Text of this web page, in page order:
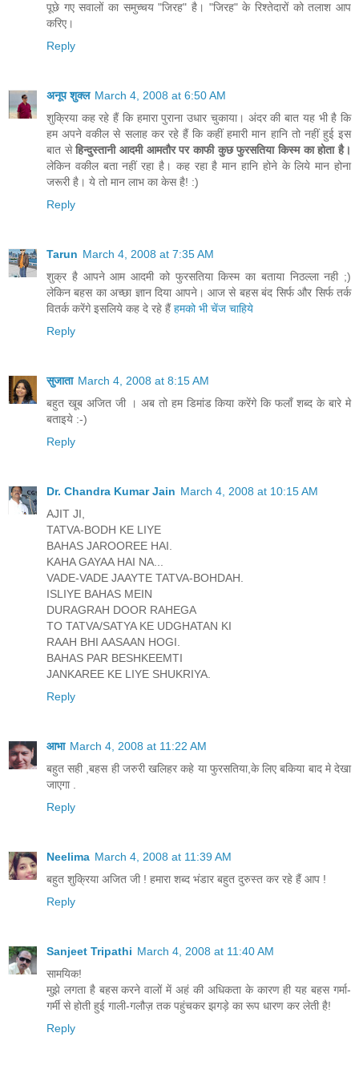
पूछे गए सवालों का समुच्चय "जिरह" है। "जिरह" के रिश्तेदारों को तलाश आप
करिए।
Reply
अनूप शुक्ल March 4, 2008 at 6:50 AM
शुक्रिया कह रहे हैं कि हमारा पुराना उधार चुकाया। अंदर की बात यह भी है कि
हम अपने वकील से सलाह कर रहे हैं कि कहीं हमारी मान हानि तो नहीं हुई इस
बात सेहिन्दुस्तानी आदमी आमतौर पर काफी कुछ फुरसतिया किस्म का होता है।
लेकिन वकील बता नहीं रहा है। कह रहा है मान हानि होने के लिये मान होना
जरूरी है। ये तो मान लाभ का केस है! :)
Reply
Tarun March 4, 2008 at 7:35 AM
शुक्र है आपने आम आदमी को फुरसतिया किस्म का बताया निठल्ला नही ;)
लेकिन बहस का अच्छा ज्ञान दिया आपने। आज से बहस बंद सिर्फ और सिर्फ तर्क
वितर्क करेंगे इसलिये कह दे रहे हैंहमको भी चेंज चाहिये
Reply
सुजाता March 4, 2008 at 8:15 AM
बहुत खूब अजित जी । अब तो हम डिमांड किया करेंगे कि फलाँ शब्द के बारे मे
बताइये :-)
Reply
Dr. Chandra Kumar Jain March 4, 2008 at 10:15 AM
AJIT JI,
TATVA-BODH KE LIYE
BAHAS JAROOREE HAI.
KAHA GAYAA HAI NA...
VADE-VADE JAAYTE TATVA-BOHDAH.
ISLIYE BAHAS MEIN
DURAGRAH DOOR RAHEGA
TO TATVA/SATYA KE UDGHATAN KI
RAAH BHI AASAAN HOGI.
BAHAS PAR BESHKEEMTI
JANKAREE KE LIYE SHUKRIYA.
Reply
आभा March 4, 2008 at 11:22 AM
बहुत सही ,बहस ही जरुरी खलिहर कहे या फुरसतिया,के लिए बकिया बाद मे देखा
जाएगा .
Reply
Neelima March 4, 2008 at 11:39 AM
बहुत शुक्रिया अजित जी ! हमारा शब्द भंडार बहुत दुरुस्त कर रहे हैं आप !
Reply
Sanjeet Tripathi March 4, 2008 at 11:40 AM
सामयिक!
मुझे लगता है बहस करने वालों में अहं की अधिकता के कारण ही यह बहस गर्मा-
गर्मी से होती हुई गाली-गलौज़ तक पहुंचकर झगड़े का रूप धारण कर लेती है!
Reply